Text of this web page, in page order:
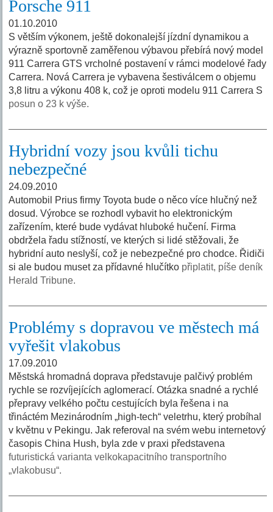
Porsche 911
01.10.2010
S větším výkonem, ještě dokonalejší jízdní dynamikou a
výrazně sportovně zaměřenou výbavou přebírá nový model
911 Carrera GTS vrcholné postavení v rámci modelové řady
Carrera. Nová Carrera je vybavena šestiválcem o objemu
3,8 litru a výkonu 408 k, což je oproti modelu 911 Carrera S
posun o 23 k výše.
Hybridní vozy jsou kvůli tichu
nebezpečné
24.09.2010
Automobil Prius firmy Toyota bude o něco více hlučný než
dosud. Výrobce se rozhodl vybavit ho elektronickým
zařízením, které bude vydávat hluboké hučení. Firma
obdržela řadu stížností, ve kterých si lidé stěžovali, že
hybridní auto neslyší, což je nebezpečné pro chodce. Řidiči
si ale budou muset za přídavné hlučítko připlatit, píše deník
Herald Tribune.
Problémy s dopravou ve městech má
vyřešit vlakobus
17.09.2010
Městská hromadná doprava představuje palčivý problém
rychle se rozvíjejících aglomerací. Otázka snadné a rychlé
přepravy velkého počtu cestujících byla řešena i na
třináctém Mezinárodním „high-tech“ veletrhu, který probíhal
v květnu v Pekingu. Jak referoval na svém webu internetový
časopis China Hush, byla zde v praxi představena
futuristická varianta velkokapacitního transportního
„vlakobusu“.